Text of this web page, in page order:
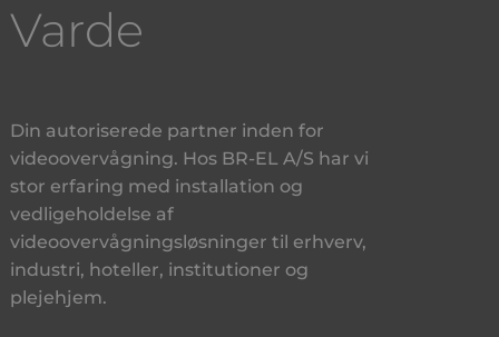
Varde
Din autoriserede partner inden for
videoovervågning. Hos BR-EL A/S har vi
stor erfaring med installation og
vedligeholdelse af
videoovervågningsløsninger til erhverv,
industri, hoteller, institutioner og
plejehjem.